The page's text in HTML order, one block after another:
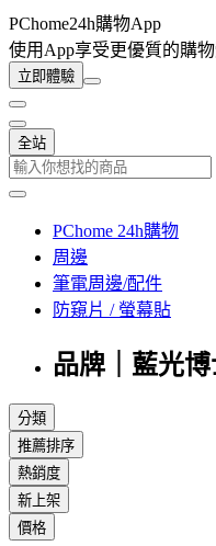
PChome24h購物App
使用App享受更優質的購
立即體驗
全站
PChome 24h購物
周邊
筆電周邊/配件
防窺片 / 螢幕貼
品牌｜藍光
分類
推薦排序
熱銷度
新上架
價格